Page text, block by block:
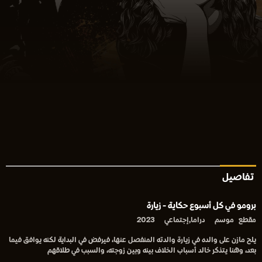
تفاصيل
برومو في كل أسبوع حكاية - زيارة
مقطع موسم دراما,إجتماعي 2023
يلح مازن على والده في زيارة والدته المنفصل عنها، فيرفض في البداية لكنه يوافق فيما
بعد، وهنا يتذكر خالد أسباب الخلاف بينه وبين زوجته، والسبب في طلاقهم